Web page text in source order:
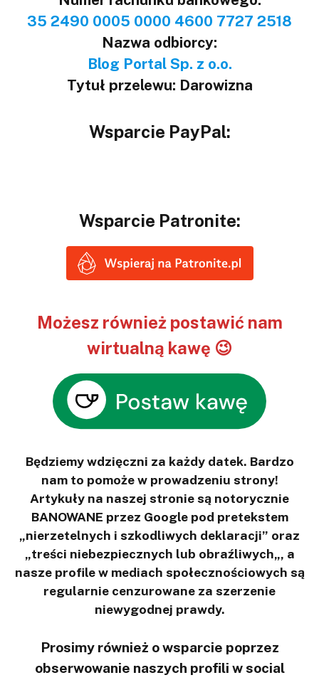
35 2490 0005 0000 4600 7727 2518
Nazwa odbiorcy:
Blog Portal Sp. z o.o.
Tytuł przelewu: Darowizna
Wsparcie PayPal:
Wsparcie Patronite:
Możesz również postawić nam
wirtualną kawę 😉
Będziemy wdzięczni za każdy datek. Bardzo
nam to pomoże w prowadzeniu strony!
Artykuły na naszej stronie są notorycznie
BANOWANE przez Google pod pretekstem
„nierzetelnych i szkodliwych deklaracji” oraz
„treści niebezpiecznych lub obraźliwych„, a
nasze profile w mediach społecznościowych są
regularnie cenzurowane za szerzenie
niewygodnej prawdy.
Prosimy również o wsparcie poprzez
obserwowanie naszych profili w social